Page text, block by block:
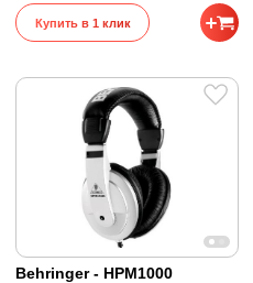
Купить в 1 клик
Behringer - HPM1000